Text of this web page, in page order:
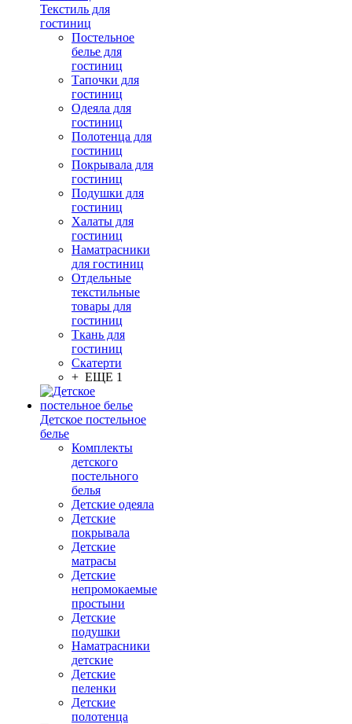
Текстиль для
гостиниц
Постельное
белье для
гостиниц
Тапочки для
гостиниц
Одеяла для
гостиниц
Полотенца для
гостиниц
Покрывала для
гостиниц
Подушки для
гостиниц
Халаты для
гостиниц
Наматрасники
для гостиниц
Отдельные
текстильные
товары для
гостиниц
Ткань для
гостиниц
Скатерти
+ ЕЩЕ 1
Детское постельное
белье
Комплекты
детского
постельного
белья
Детские одеяла
Детские
покрывала
Детские
матрасы
Детские
непромокаемые
простыни
Детские
подушки
Наматрасники
детские
Детские
пеленки
Детские
полотенца